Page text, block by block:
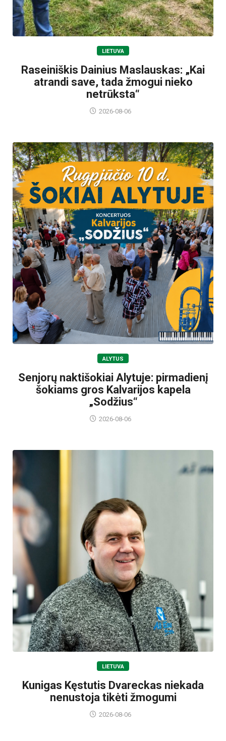
LIETUVA
Raseiniškis Dainius Maslauskas: „Kai
atrandi save, tada žmogui nieko
netrūksta“
2026-08-06
ALYTUS
Senjorų naktišokiai Alytuje: pirmadienį
šokiams gros Kalvarijos kapela
„Sodžius“
2026-08-06
LIETUVA
Kunigas Kęstutis Dvareckas niekada
nenustoja tikėti žmogumi
2026-08-06